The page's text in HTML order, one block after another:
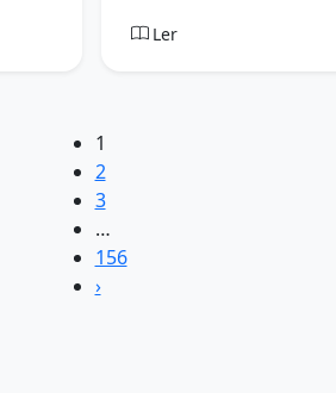
Ler
1
2
3
…
156
›